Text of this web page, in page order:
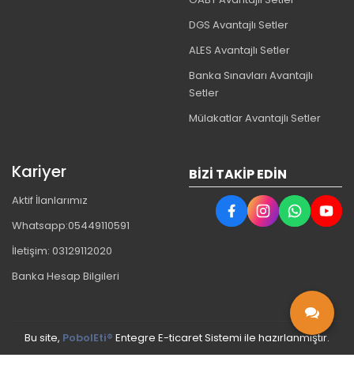
DGS Avantajlı Setler
ALES Avantajlı Setler
Banka Sınavları Avantajlı
Setler
Mülakatlar Avantajlı Setler
Kariyer
Aktif İlanlarımız
Whatsapp:05449110591
İletişim: 03129112020
Banka Hesap Bilgileri
BIZI TAKIP EDIN
Bu site, PobolEti® Entegre E-ticaret Sistemi ile hazırlanmıştır.